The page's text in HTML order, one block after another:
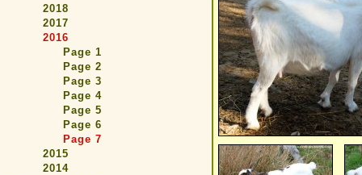
2018
2017
2016
Page 1
Page 2
Page 3
Page 4
Page 5
Page 6
Page 7
2015
2014